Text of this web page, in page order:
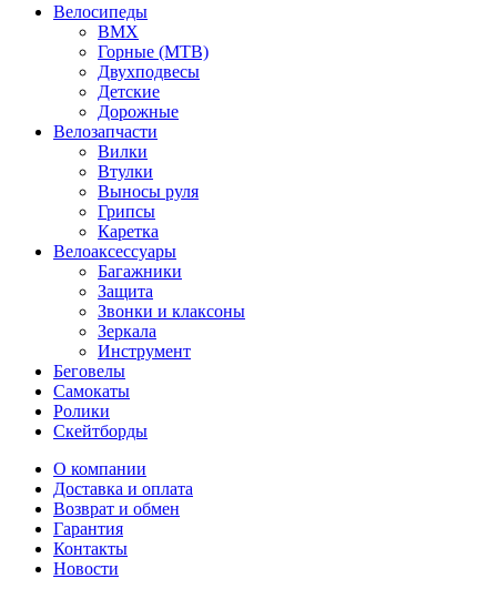
Велосипеды
BMX
Горные (MTB)
Двухподвесы
Детские
Дорожные
Велозапчасти
Вилки
Втулки
Выносы руля
Грипсы
Каретка
Велоаксессуары
Багажники
Защита
Звонки и клаксоны
Зеркала
Инструмент
Беговелы
Самокаты
Ролики
Скейтборды
О компании
Доставка и оплата
Возврат и обмен
Гарантия
Контакты
Новости